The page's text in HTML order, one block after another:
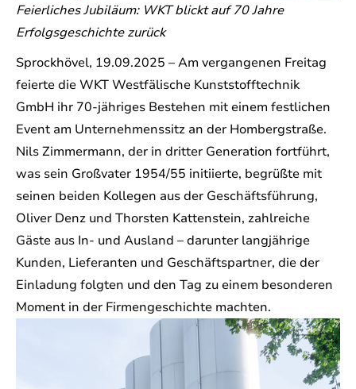
Feierliches Jubiläum: WKT blickt auf 70 Jahre
Erfolgsgeschichte zurück
Sprockhövel, 19.09.2025 – Am vergangenen Freitag
feierte die WKT Westfälische Kunststofftechnik
GmbH ihr 70-jähriges Bestehen mit einem festlichen
Event am Unternehmenssitz an der Hombergstraße.
Nils Zimmermann, der in dritter Generation fortführt,
was sein Großvater 1954/55 initiierte, begrüßte mit
seinen beiden Kollegen aus der Geschäftsführung,
Oliver Denz und Thorsten Kattenstein, zahlreiche
Gäste aus In- und Ausland – darunter langjährige
Kunden, Lieferanten und Geschäftspartner, die der
Einladung folgten und den Tag zu einem besonderen
Moment in der Firmengeschichte machten.